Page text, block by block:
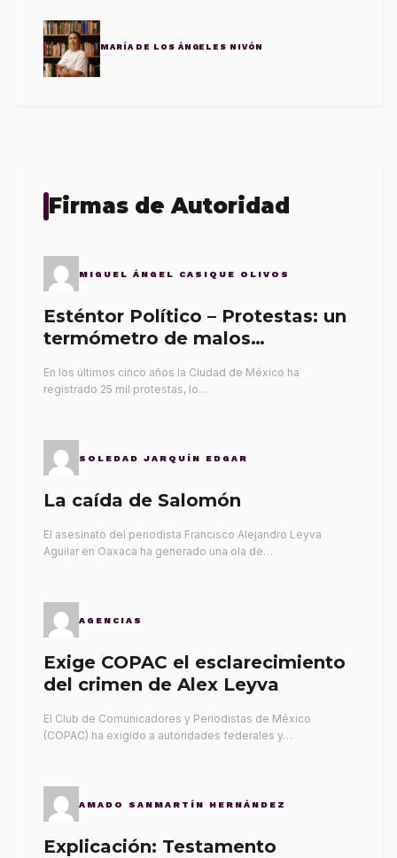
MARÍA DE LOS ÁNGELES NIVÓN
Firmas de Autoridad
MIGUEL ÁNGEL CASIQUE OLIVOS
Esténtor Político – Protestas: un
termómetro de malos
En los últimos cinco años la Ciudad de México ha
registrado 25 mil protestas, lo…
SOLEDAD JARQUÍN EDGAR
La caída de Salomón
El asesinato del periodista Francisco Alejandro Leyva
Aguilar en Oaxaca ha generado una ola de…
AGENCIAS
Exige COPAC el esclarecimiento
del crimen de Alex Leyva
El Club de Comunicadores y Periodistas de México
(COPAC) ha exigido a autoridades federales y…
AMADO SANMARTÍN HERNÁNDEZ
Explicación: Testamento